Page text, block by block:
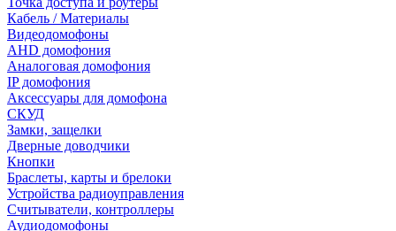
Кабель / Материалы
Видеодомофоны
AHD домофония
Аналоговая домофония
IP домофония
Аксессуары для домофона
СКУД
Замки, защелки
Дверные доводчики
Кнопки
Браслеты, карты и брелоки
Устройства радиоуправления
Считыватели, контроллеры
Аудиодомофоны